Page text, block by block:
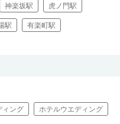
神楽坂駅 虎ノ門駅
駅 有楽町駅
ィング ホテルウエディング